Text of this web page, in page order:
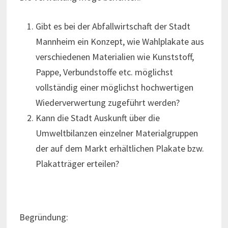
Gibt es bei der Abfallwirtschaft der Stadt
Mannheim ein Konzept, wie Wahlplakate aus
verschiedenen Materialien wie Kunststoff,
Pappe, Verbundstoffe etc. möglichst
vollständig einer möglichst hochwertigen
Wiederverwertung zugeführt werden?
Kann die Stadt Auskunft über die
Umweltbilanzen einzelner Materialgruppen
der auf dem Markt erhältlichen Plakate bzw.
Plakatträger erteilen?
Begründung: